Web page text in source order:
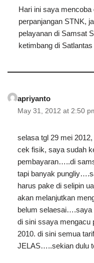
Hari ini saya
perpanjangan STNK,
pelayanan di Samsat
ketimbang di
apriyanto
May 31, 2012 at 2:50
selasa tgl 29 mei
cek fisik, saya sudah
pembayaran…..di
tapi banyak
harus pake di selipin
akan melanjutkan
belum selaesai….saya
di sini ssaya mengacu
2010. di sini semua
JELAS…..sekian dulu